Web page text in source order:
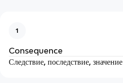
1
Consequence
Следствие, последствие, значение